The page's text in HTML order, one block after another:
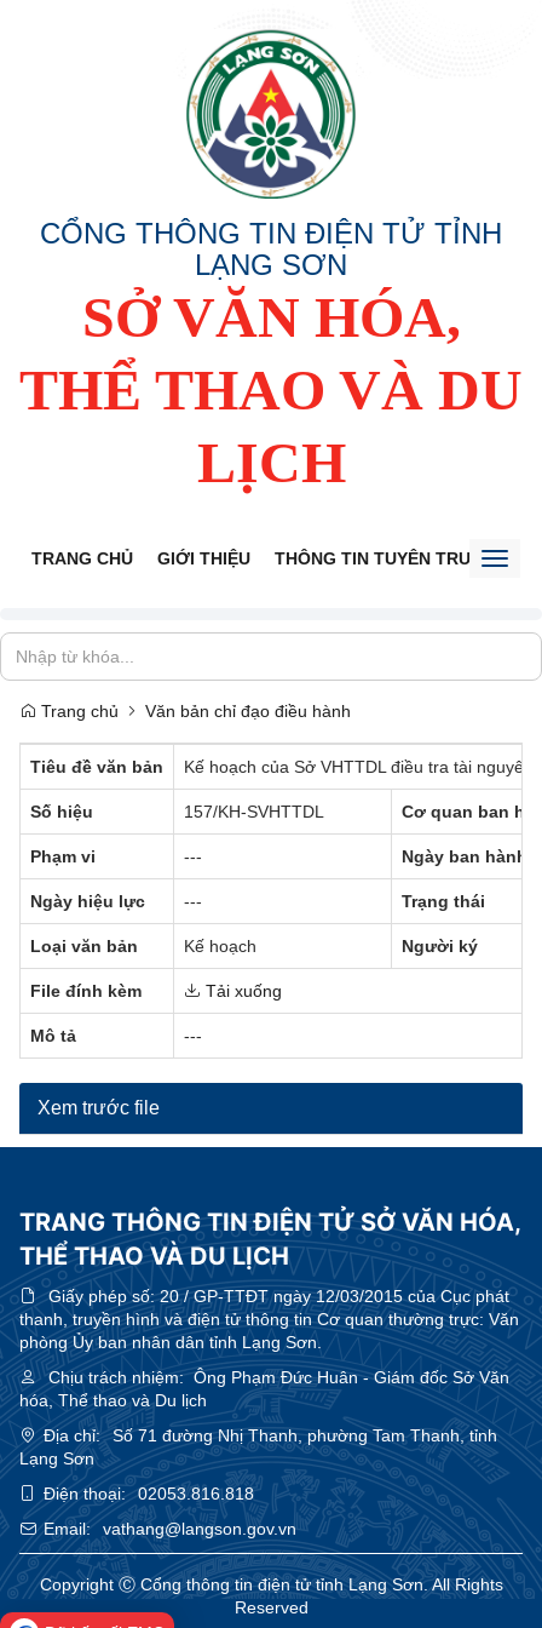
CỔNG THÔNG TIN ĐIỆN TỬ TỈNH
LẠNG SƠN
SỞ VĂN HÓA,
THỂ THAO VÀ DU
LỊCH
TRANG CHỦ GIỚI THIỆU THÔNG TIN TUYÊN TRUYỀN
Trang chủ Văn bản chỉ đạo điều hành
Tiêu đề văn bản Kế hoạch của Sở VHTTDL điều tra tài
Số hiệu 157/KH-SVHTTDL Cơ quan ban
Phạm vi --- Ngày ban hành
Ngày hiệu lực --- Trạng thái
Loại văn bản Kế hoạch Người ký
File đính kèm Tải xuống
Mô tả ---
Xem trước file
TRANG THÔNG TIN ĐIỆN TỬ SỞ VĂN HÓA,
THỂ THAO VÀ DU LỊCH
Giấy phép số:20 / GP-TTĐT ngày 12/03/2015 của Cục phát
thanh, truyền hình và điện tử thông tin Cơ quan thường trực: Văn
phòng Ủy ban nhân dân tỉnh Lạng Sơn.
Chịu trách nhiệm:Ông Phạm Đức Huân - Giám đốc Sở Văn
hóa, Thể thao và Du lịch
Địa chỉ:
Số 71 đường Nhị Thanh, phường Tam Thanh, tỉnh
Lạng Sơn
Điện thoại:
02053.816.818
Email:
vathang@langson.gov.vn
Copyright Ⓒ Cổng thông tin điện tử tỉnh Lạng Sơn. All Rights
Reserved